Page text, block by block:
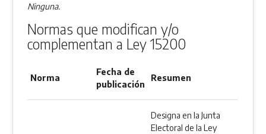
Ninguna.
Normas que modifican y/o
complementan a Ley 15200
Norma
Fecha de
publicación
Resumen
Designa en la Junta
Electoral de la Ley